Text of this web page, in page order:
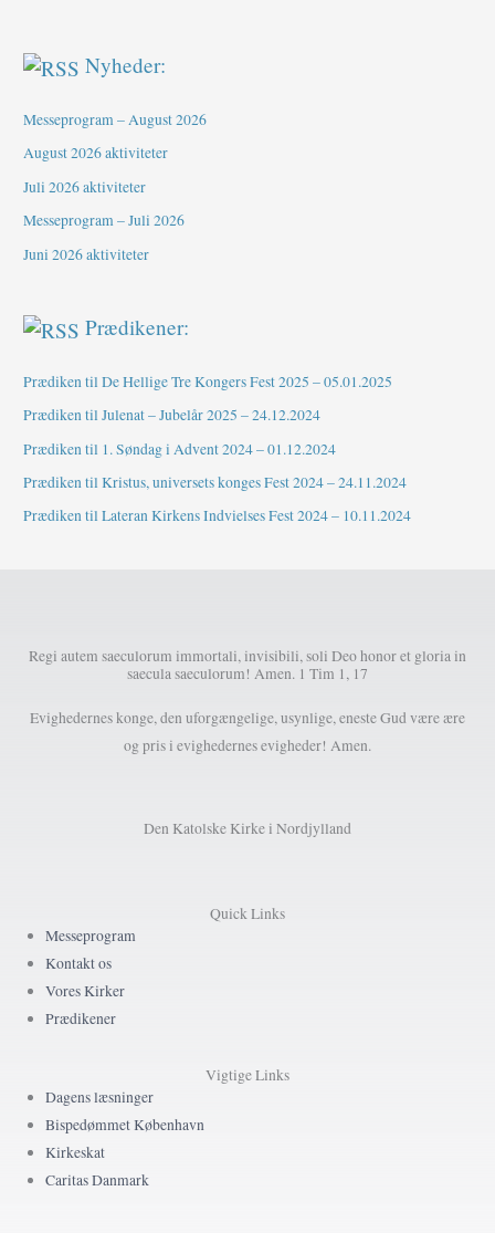
Nyheder:
Messeprogram – August 2026
August 2026 aktiviteter
Juli 2026 aktiviteter
Messeprogram – Juli 2026
Juni 2026 aktiviteter
Prædikener:
Prædiken til De Hellige Tre Kongers Fest 2025 – 05.01.2025
Prædiken til Julenat – Jubelår 2025 – 24.12.2024
Prædiken til 1. Søndag i Advent 2024 – 01.12.2024
Prædiken til Kristus, universets konges Fest 2024 – 24.11.2024
Prædiken til Lateran Kirkens Indvielses Fest 2024 – 10.11.2024
Regi autem saeculorum immortali, invisibili, soli Deo honor et gloria in
saecula saeculorum! Amen. 1 Tim 1, 17
Evighedernes konge, den uforgængelige, usynlige, eneste Gud være ære
og pris i evighedernes evigheder! Amen.
Den Katolske Kirke i Nordjylland
Quick Links
Messeprogram
Kontakt os
Vores Kirker
Prædikener
Vigtige Links
Dagens læsninger
Bispedømmet København
Kirkeskat
Caritas Danmark